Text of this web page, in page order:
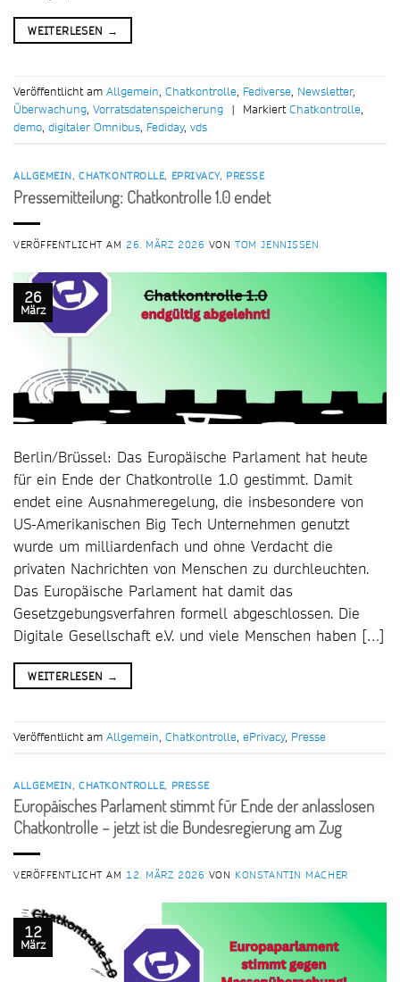
WEITERLESEN →
Veröffentlicht am Allgemein, Chatkontrolle, Fediverse, Newsletter,
Überwachung, Vorratsdatenspeicherung | MarkiertChatkontrolle,
demo, digitaler Omnibus, Fediday, vds
ALLGEMEIN,CHATKONTROLLE, EPRIVACY, PRESSE
Pressemitteilung: Chatkontrolle 1.0 endet
VERÖFFENTLICHT AM 26. MÄRZ 2026 VONTOM JENNISSEN
26
März
Berlin/Brüssel: Das Europäische Parlament hat heute
für ein Ende der Chatkontrolle 1.0 gestimmt. Damit
endet eine Ausnahmeregelung, die insbesondere von
US-Amerikanischen Big Tech Unternehmen genutzt
wurde um milliardenfach und ohne Verdacht die
privaten Nachrichten von Menschen zu durchleuchten.
Das Europäische Parlament hat damit das
Gesetzgebungsverfahren formell abgeschlossen. Die
Digitale Gesellschaft e.V. und viele Menschen haben […]
WEITERLESEN →
Veröffentlicht am Allgemein, Chatkontrolle, ePrivacy, Presse
ALLGEMEIN,CHATKONTROLLE, PRESSE
Europäisches Parlament stimmt für Ende der anlasslosen
Chatkontrolle – jetzt ist die Bundesregierung am Zug
VERÖFFENTLICHT AM 12. MÄRZ 2026 VON KONSTANTIN MACHER
12
März